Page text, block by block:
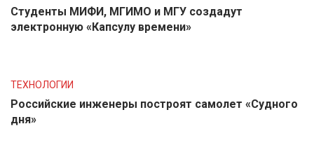
Студенты МИФИ, МГИМО и МГУ создадут
электронную «Капсулу времени»
ТЕХНОЛОГИИ
Российские инженеры построят самолет «Судного
дня»